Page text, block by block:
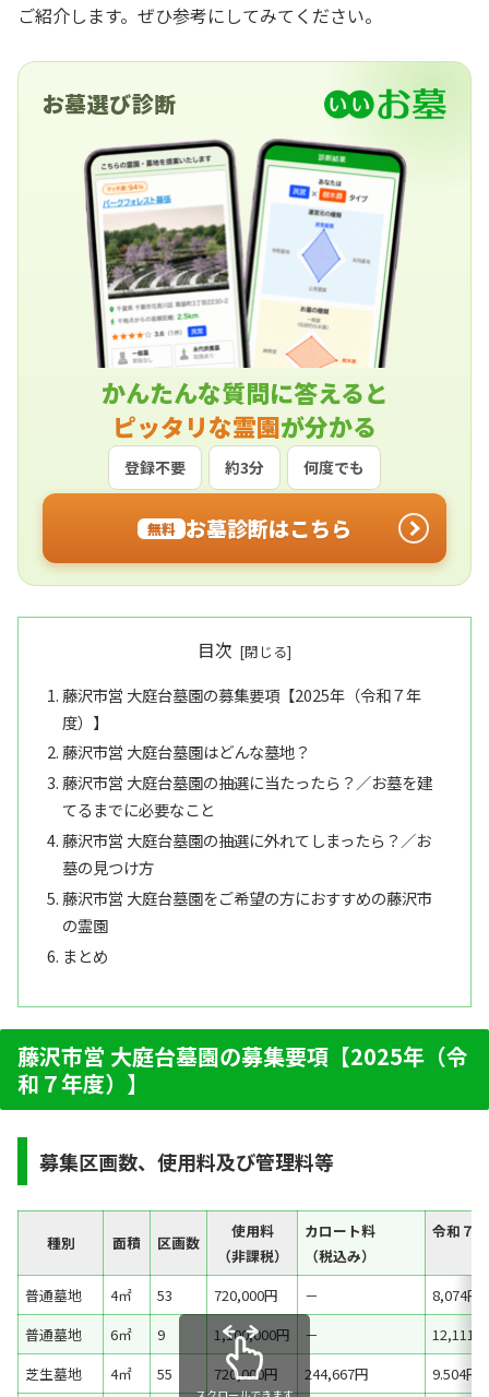
ご紹介します。ぜひ参考にしてみてください。
お墓選び診断
かんたんな質問に答えると
ピッタリな霊園が分かる
登録不要 約3分 何度でも
無料 お墓診断はこちら
目次
藤沢市営 大庭台墓園の募集要項【2025年（令和７年
度）】
藤沢市営 大庭台墓園はどんな墓地？
藤沢市営 大庭台墓園の抽選に当たったら？／お墓を建
てるまでに必要なこと
藤沢市営 大庭台墓園の抽選に外れてしまったら？／お
墓の見つけ方
藤沢市営 大庭台墓園をご希望の方におすすめの藤沢市
の霊園
まとめ
藤沢市営 大庭台墓園の募集要項【2025年（令
和７年度）】
募集区画数、使用料及び管理料等
種別 面積 区画数
使用料
（非課税）
カロート料
（税込み）
令和７
普通墓地 4㎡ 53 720,000円 －
8,074円
普通墓地
6㎡ 9 1,100,000円 －
12,111円
芝生墓地
4㎡ 55 720,000円 244,667円
9.504円